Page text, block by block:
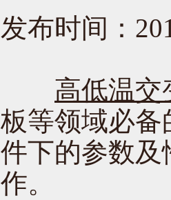
发布时间：
高低温交
板等领域必
件下的参数
作。